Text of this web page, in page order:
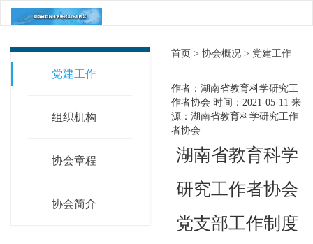
党建工作
组织机构
协会章程
协会简介
首页 > 协会概况 > 党建工作
作者：湖南省教育科学研究工
作者协会 时间：2021-05-11 来
源：湖南省教育科学研究工作
者协会
湖南省教育科学
研究工作者协会
党支部工作制度